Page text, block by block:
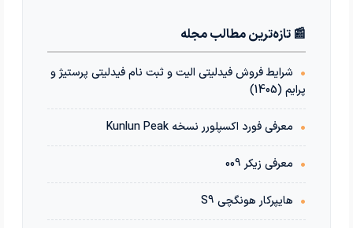
📰 تازه‌ترین مطالب مجله
• شرایط فروش فیدلیتی الیت و ثبت نام فیدلیتی پرستیژ و
پرایم (1405)
• معرفی فورد اکسپلورر نسخه Kunlun Peak
• معرفی زیکر 009
• هایپرکار هونگچی S9